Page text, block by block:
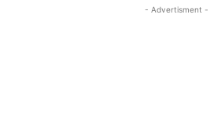
- Advertisment -